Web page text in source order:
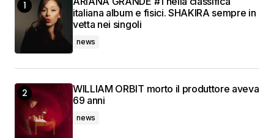
italiana album e fisici. SHAKIRA sempre in
vetta nei singoli
news
WILLIAM ORBIT morto il produttore aveva
69 anni
news